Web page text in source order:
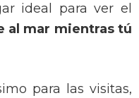
ideal para ver el
al mar mientras tú
para las visitas,